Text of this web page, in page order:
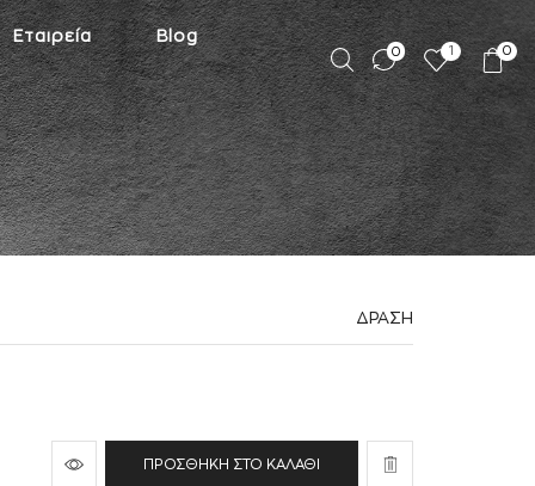
Εταιρεία Blog
0 1 0
ΔΡΑΣΗ
ΠΡΟΣΘΉΚΗ ΣΤΟ ΚΑΛΆΘΙ